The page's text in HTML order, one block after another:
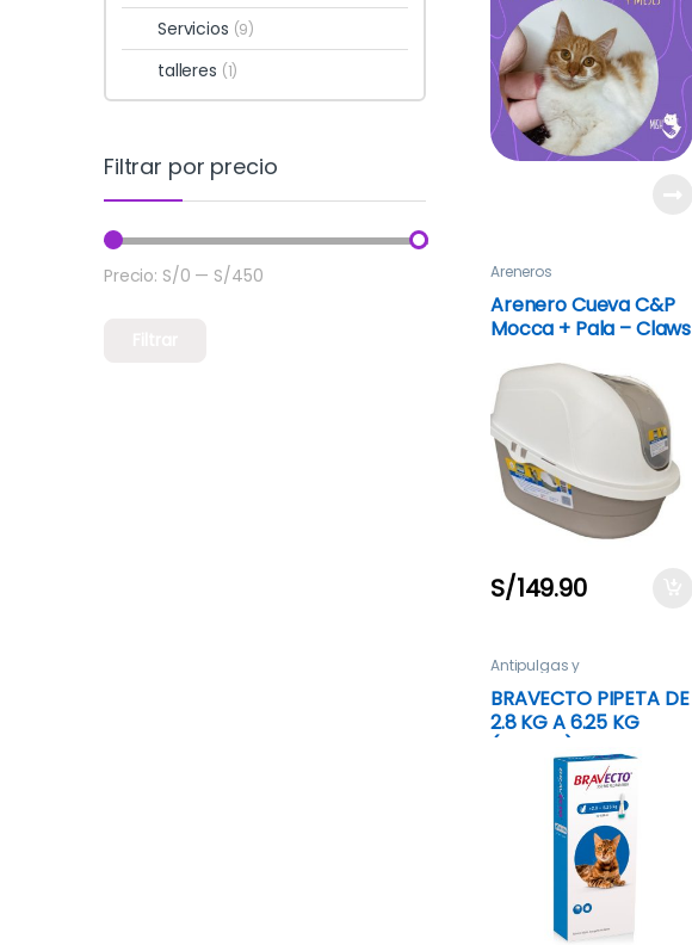
Areneros
Arenero Cueva C&P
Mocca + Pala – Claws
S/149.90
Antipulgas y
Antiparasitarios
BRAVECTO PIPETA DE
2.8 KG A 6.25 KG
(GATOS)
Servicios (9)
talleres (1)
Filtrar por precio
Precio mínimo
Precio máximo
Precio: S/0 — S/450